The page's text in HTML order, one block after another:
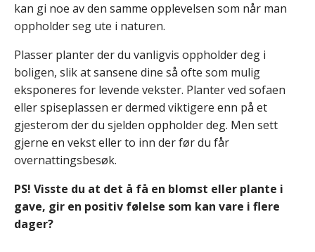
kan gi noe av den samme opplevelsen som når man
oppholder seg ute i naturen.
Plasser planter der du vanligvis oppholder deg i
boligen, slik at sansene dine så ofte som mulig
eksponeres for levende vekster. Planter ved sofaen
eller spiseplassen er dermed viktigere enn på et
gjesterom der du sjelden oppholder deg. Men sett
gjerne en vekst eller to inn der før du får
overnattingsbesøk.
PS! Visste du at det å få en blomst eller plante i
gave, gir en positiv følelse som kan vare i flere
dager?